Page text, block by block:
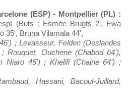
(ESP) - Montpellier (PL) :
(Buts : Esmée Brugts 2', Ewa
35', Bruna Vilamala 44',
; Levasseur, Felden (Deslandes
Rouquet, Ouchene (Chabod 64'),
Niaro 46') ; Khelifi (Chaine 64') ;
Hassani, Bacoul-Juillard,